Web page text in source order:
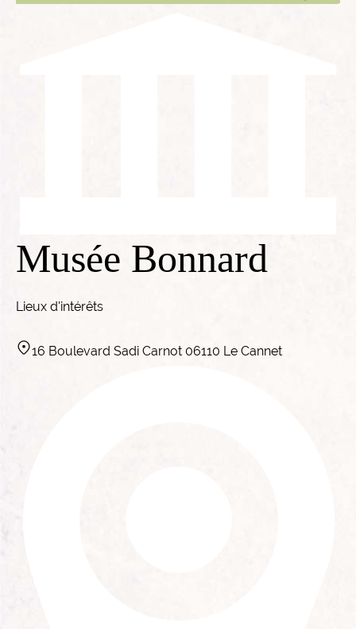
Musée Bonnard
Lieux d'intérêts
16 Boulevard Sadi Carnot 06110 Le Cannet